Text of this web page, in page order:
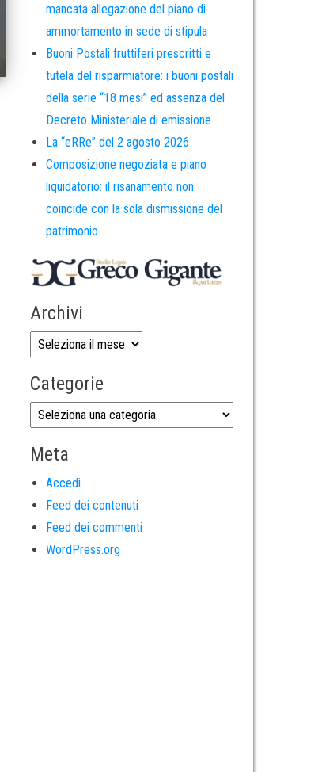
mancata allegazione del piano di
ammortamento in sede di stipula
Buoni Postali fruttiferi prescritti e
tutela del risparmiatore: i buoni postali
della serie “18 mesi” ed assenza del
Decreto Ministeriale di emissione
La “eRRe” del 2 agosto 2026
Composizione negoziata e piano
liquidatorio: il risanamento non
coincide con la sola dismissione del
patrimonio
Archivi
Categorie
Meta
Accedi
Feed dei contenuti
Feed dei commenti
WordPress.org